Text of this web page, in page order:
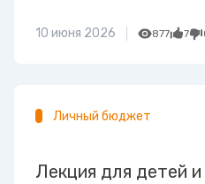
10 июня 2026 877 7
Личный бюджет
Лекция для детей